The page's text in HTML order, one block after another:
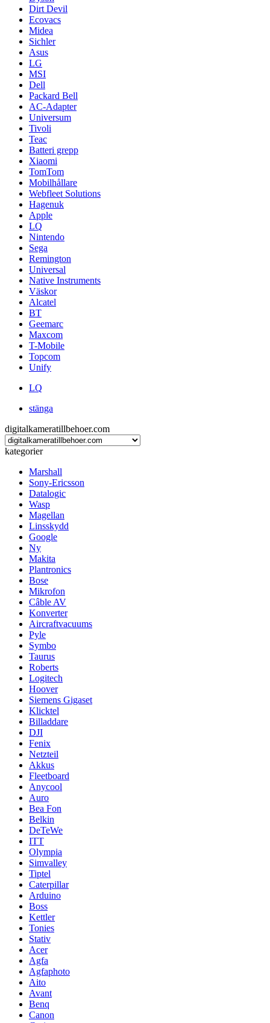
Dirt Devil
Ecovacs
Midea
Sichler
Asus
LG
MSI
Dell
Packard Bell
AC-Adapter
Universum
Tivoli
Teac
Batteri grepp
Xiaomi
TomTom
Mobilhållare
Webfleet Solutions
Hagenuk
Apple
LQ
Nintendo
Sega
Remington
Universal
Native Instruments
Väskor
Alcatel
BT
Geemarc
Maxcom
T-Mobile
Topcom
Unify
LQ
stänga
digitalkameratillbehoer.com
kategorier
Marshall
Sony-Ericsson
Datalogic
Wasp
Magellan
Linsskydd
Google
Ny
Makita
Plantronics
Bose
Mikrofon
Câble AV
Konverter
Aircraftvacuums
Pyle
Symbo
Taurus
Roberts
Logitech
Hoover
Siemens Gigaset
Klicktel
Billaddare
DJI
Fenix
Netzteil
Akkus
Fleetboard
Anycool
Auro
Bea Fon
Belkin
DeTeWe
ITT
Olympia
Simvalley
Tiptel
Caterpillar
Arduino
Boss
Kettler
Tonies
Stativ
Acer
Agfa
Agfaphoto
Aito
Avant
Benq
Canon